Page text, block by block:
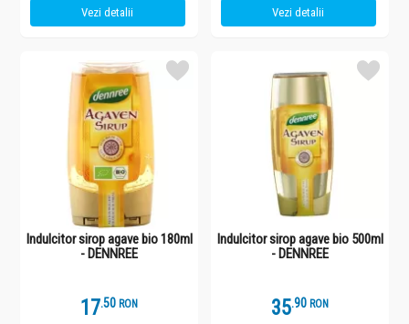
Vezi detalii Vezi detalii
Indulcitor sirop agave bio 180ml
- DENNREE
17.5 RON
Indulcitor sirop agave bio 500ml
- DENNREE
35.9 RON